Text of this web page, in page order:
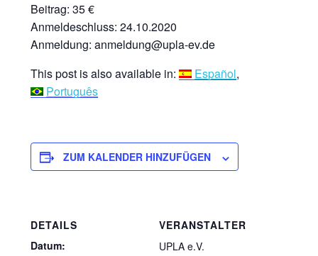
Beitrag: 35 €
Anmeldeschluss: 24.10.2020
Anmeldung: anmeldung@upla-ev.de
This post is also available in:
Español
Português
ZUM KALENDER HINZUFÜGEN
DETAILS
Datum:
VERANSTALTER
UPLA e.V.